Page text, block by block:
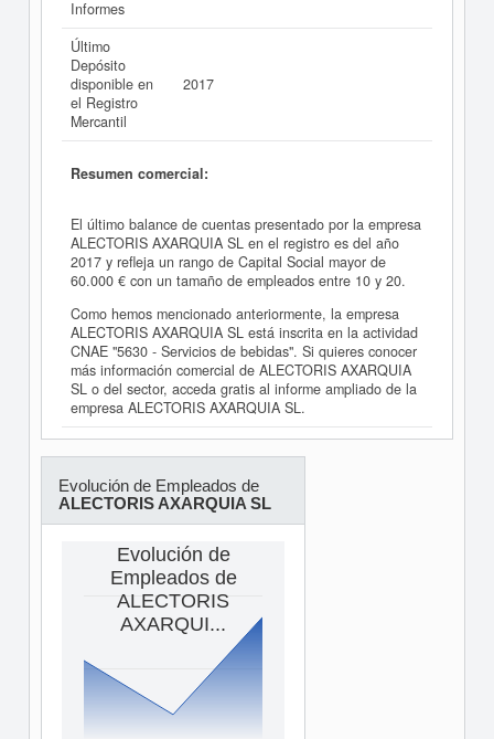
Informes
Último
Depósito
disponible en
el Registro
Mercantil
2017
Resumen comercial:
El último balance de cuentas presentado por la empresa
ALECTORIS AXARQUIA SL en el registro es del año
2017 y refleja un rango de Capital Social mayor de
60.000 € con un tamaño de empleados entre 10 y 20.
Como hemos mencionado anteriormente, la empresa
ALECTORIS AXARQUIA SL está inscrita en la actividad
CNAE "5630 - Servicios de bebidas". Si quieres conocer
más información comercial de ALECTORIS AXARQUIA
SL o del sector, acceda gratis al informe ampliado de la
empresa ALECTORIS AXARQUIA SL.
Evolución de Empleados de
ALECTORIS AXARQUIA SL
Evolución de
Empleados de
ALECTORIS
AXARQUI...